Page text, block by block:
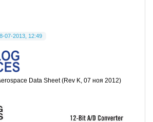
8-07-2013, 12:49
Data Sheet (Rev K, 07 ноя 2012)